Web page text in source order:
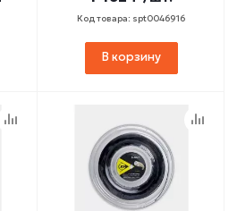
Код товара: spt0046916
В корзину